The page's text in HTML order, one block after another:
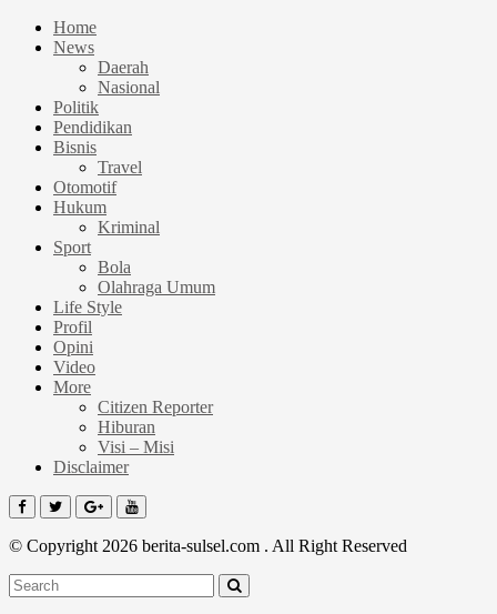
Home
News
Daerah
Nasional
Politik
Pendidikan
Bisnis
Travel
Otomotif
Hukum
Kriminal
Sport
Bola
Olahraga Umum
Life Style
Profil
Opini
Video
More
Citizen Reporter
Hiburan
Visi – Misi
Disclaimer
© Copyright 2026 berita-sulsel.com . All Right Reserved